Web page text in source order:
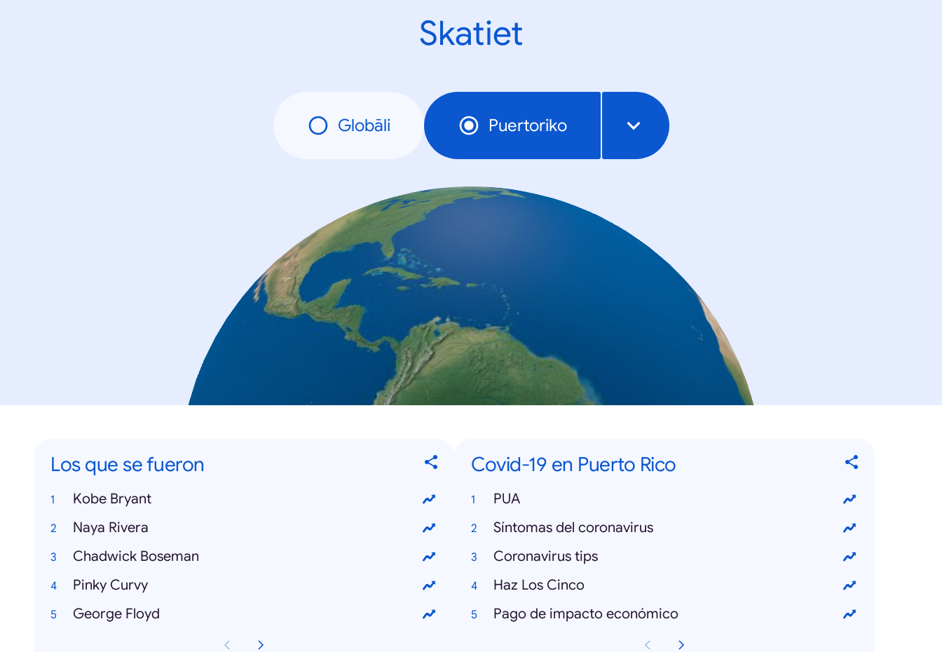
Skatiet
Globāli Puertoriko
Los que se fueron
Kobe Bryant
Naya Rivera
Chadwick Boseman
Pinky Curvy
George Floyd
Covid-19 en Puerto Rico
PUA
Síntomas del coronavirus
Coronavirus tips
Haz Los Cinco
Pago de impacto económico